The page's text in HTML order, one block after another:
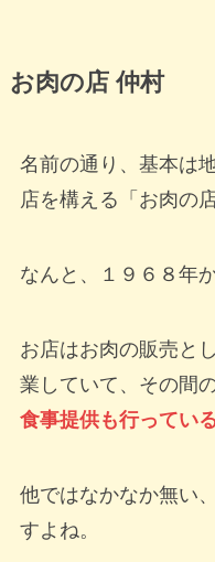
お肉の店 仲村
名前の通り、基本は
店を構える「お肉の
なんと、１９６８年
お店はお肉の販売と
業していて、その間
食事提供も行ってい
他ではなかなか無い
すよね。